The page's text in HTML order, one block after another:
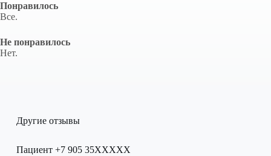
Понравилось
Все.
Не понравилось
Нет.
Другие отзывы
Пациент +7 905 35XXXXX